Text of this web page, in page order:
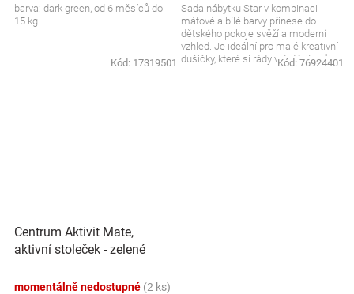
barva: dark green, od 6 měsíců do
15 kg
Kód: 17319501
Sada nábytku Star v kombinaci
mátové a bílé barvy přinese do
dětského pokoje svěží a moderní
vzhled. Je ideální pro malé kreativní
dušičky, které si rády vytvářejí svůj
Kód: 76924401
Centrum Aktivit Mate,
aktivní stoleček - zelené
momentálně nedostupné (2 ks)